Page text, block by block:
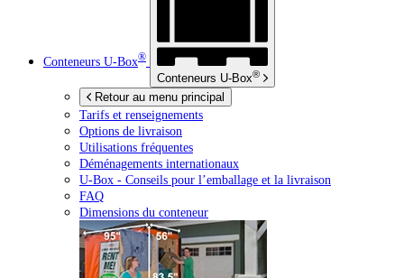
Conteneurs U-Box®
Conteneurs U-Box®
Retour au menu principal
Tarifs et renseignements
Options de livraison
Utilisations fréquentes
Déménagements internationaux
U-Box - Conseils pour l’emballage et la livraison
FAQ
Dimensions du conteneur